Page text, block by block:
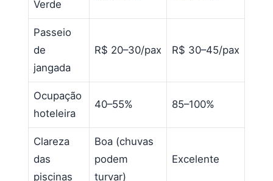
Verde
Passeio
de
jangada
R$ 20–30/pax R$ 30–45/pax
Ocupação
hoteleira
40–55% 85–100%
Clareza
das
piscinas
Boa (chuvas
podem
turvar)
Excelente